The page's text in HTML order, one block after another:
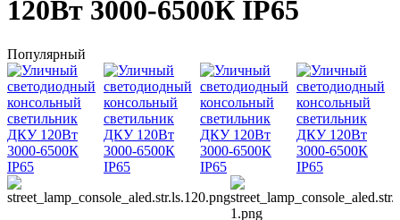
120Вт 3000-6500К IP65
Популярный